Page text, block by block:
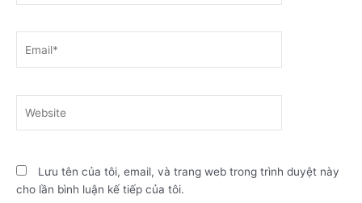
Lưu tên của tôi, email, và trang web trong trình duyệt này
cho lần bình luận kế tiếp của tôi.